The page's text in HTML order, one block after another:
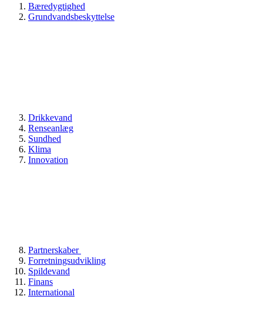
Bæredygtighed
Grundvandsbeskyttelse
Drikkevand
Renseanlæg
Sundhed
Klima
Innovation
Partnerskaber
Forretningsudvikling
Spildevand
Finans
International